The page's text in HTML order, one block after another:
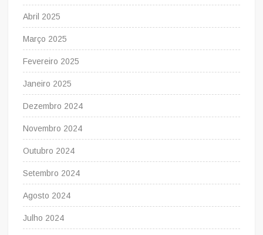
Abril 2025
Março 2025
Fevereiro 2025
Janeiro 2025
Dezembro 2024
Novembro 2024
Outubro 2024
Setembro 2024
Agosto 2024
Julho 2024